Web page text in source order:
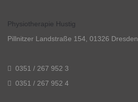
Physiotherapie Hustig
Pillnitzer Landstraße 154, 01326 Dresden
0351 / 267 952 3
0351 / 267 952 4